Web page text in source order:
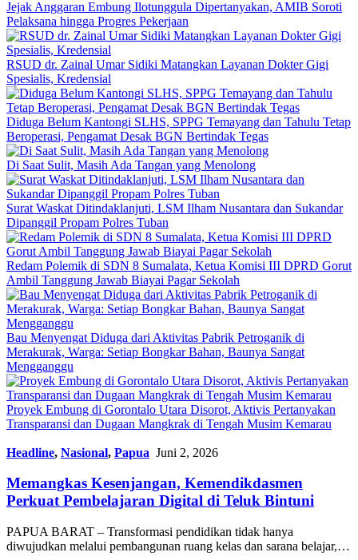
Jejak Anggaran Embung Ilotunggula Dipertanyakan, AMIB Soroti
Pelaksana hingga Progres Pekerjaan
RSUD dr. Zainal Umar Sidiki Matangkan Layanan Dokter Gigi
Spesialis, Kredensial
Diduga Belum Kantongi SLHS, SPPG Temayang dan Tahulu Tetap
Beroperasi, Pengamat Desak BGN Bertindak Tegas
Di Saat Sulit, Masih Ada Tangan yang Menolong
Surat Waskat Ditindaklanjuti, LSM Ilham Nusantara dan Sukandar
Dipanggil Propam Polres Tuban
Redam Polemik di SDN 8 Sumalata, Ketua Komisi III DPRD Gorut
Ambil Tanggung Jawab Biayai Pagar Sekolah
Bau Menyengat Diduga dari Aktivitas Pabrik Petroganik di
Merakurak, Warga: Setiap Bongkar Bahan, Baunya Sangat
Mengganggu
Proyek Embung di Gorontalo Utara Disorot, Aktivis Pertanyakan
Transparansi dan Dugaan Mangkrak di Tengah Musim Kemarau
Headline, Nasional, Papua Juni 2, 2026
Memangkas Kesenjangan, Kemendikdasmen
Perkuat Pembelajaran Digital di Teluk Bintuni
PAPUA BARAT – Transformasi pendidikan tidak hanya
diwujudkan melalui pembangunan ruang kelas dan sarana belajar,…